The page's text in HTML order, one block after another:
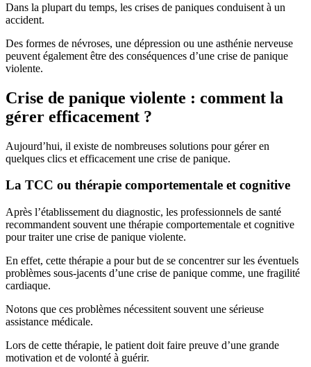
Dans la plupart du temps, les crises de paniques conduisent à un
accident.
Des formes de névroses, une dépression ou une asthénie nerveuse
peuvent également être des conséquences d’une crise de panique
violente.
Crise de panique violente : comment la
gérer efficacement ?
Aujourd’hui, il existe de nombreuses solutions pour gérer en
quelques clics et efficacement une crise de panique.
La TCC ou thérapie comportementale et cognitive
Après l’établissement du diagnostic, les professionnels de santé
recommandent souvent une thérapie comportementale et cognitive
pour traiter une crise de panique violente.
En effet, cette thérapie a pour but de se concentrer sur les éventuels
problèmes sous-jacents d’une crise de panique comme, une fragilité
cardiaque.
Notons que ces problèmes nécessitent souvent une sérieuse
assistance médicale.
Lors de cette thérapie, le patient doit faire preuve d’une grande
motivation et de volonté à guérir.